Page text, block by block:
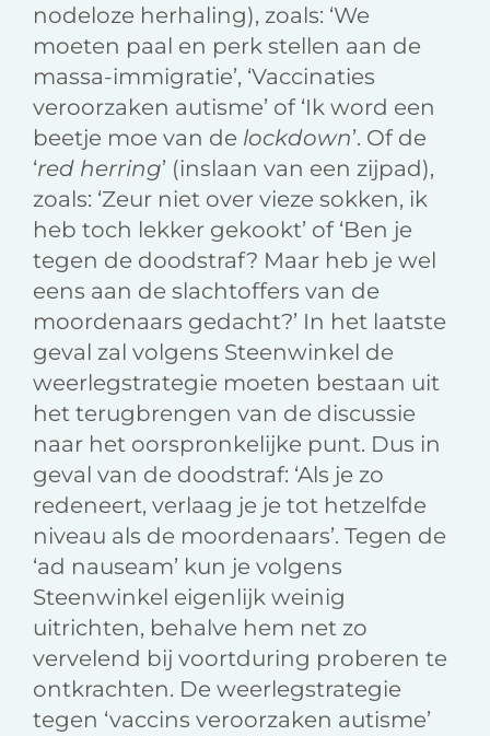
nodeloze herhaling), zoals: ‘We
moeten paal en perk stellen aan de
massa-immigratie’, ‘Vaccinaties
veroorzaken autisme’ of ‘Ik word een
beetje moe van de lockdown’. Of de
‘red herring’ (inslaan van een zijpad),
zoals: ‘Zeur niet over vieze sokken, ik
heb toch lekker gekookt’ of ‘Ben je
tegen de doodstraf? Maar heb je wel
eens aan de slachtoffers van de
moordenaars gedacht?’ In het laatste
geval zal volgens Steenwinkel de
weerlegstrategie moeten bestaan uit
het terugbrengen van de discussie
naar het oorspronkelijke punt. Dus in
geval van de doodstraf: ‘Als je zo
redeneert, verlaag je je tot hetzelfde
niveau als de moordenaars’. Tegen de
‘ad nauseam’ kun je volgens
Steenwinkel eigenlijk weinig
uitrichten, behalve hem net zo
vervelend bij voortduring proberen te
ontkrachten. De weerlegstrategie
tegen ‘vaccins veroorzaken autisme’